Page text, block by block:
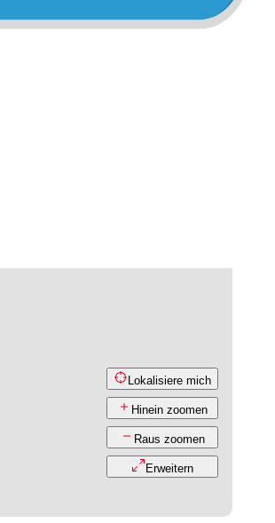
Lokalisiere mich
Hinein zoomen
Raus zoomen
Erweitern